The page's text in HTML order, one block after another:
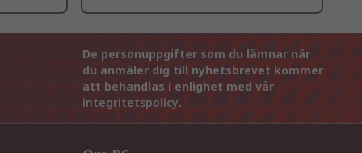
De personuppgifter som du lämnar när
du anmäler dig till nyhetsbrevet kommer
att behandlas i enlighet med vår
integritetspolicy.